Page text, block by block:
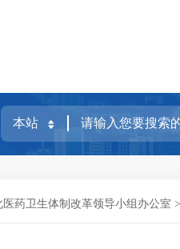
医药卫生体制改革领导小组办公室 >